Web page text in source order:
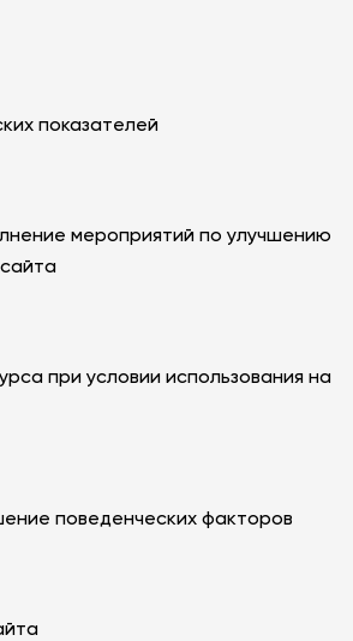
показателей
мероприятий по улучшению
при условии использования на
поведенческих факторов